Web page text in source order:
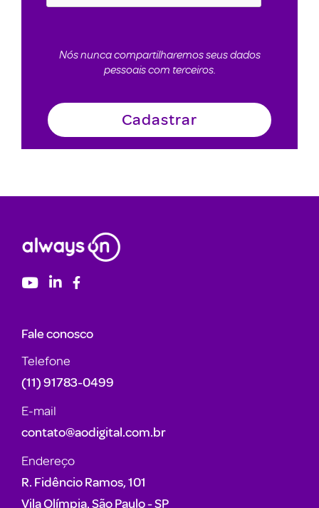
Nós nunca compartilharemos seus dados
pessoais com terceiros.
Fale conosco
Telefone
(11) 91783-0499
E-mail
contato@aodigital.com.br
Endereço
R. Fidêncio Ramos, 101
Vila Olímpia, São Paulo - SP